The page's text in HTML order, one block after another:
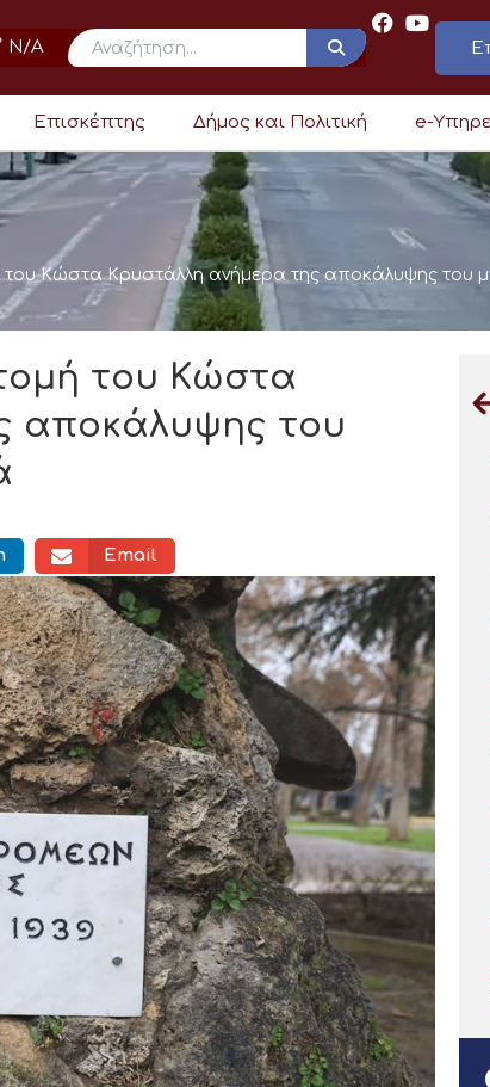
N/A
Επισκέπτης Δήμος και Πολιτική e-
Κώστα Κρυστάλλη ανήμερα της αποκάλυψης του
του Κώστα
αποκάλυψης του
Email